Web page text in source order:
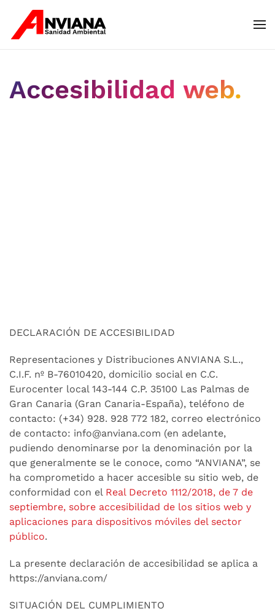
Skip to main content
Accesibilidad web.
DECLARACIÓN DE ACCESIBILIDAD
Representaciones y Distribuciones ANVIANA S.L.,
C.I.F. nº B-76010420, domicilio social en C.C.
Eurocenter local 143-144 C.P. 35100 Las Palmas de
Gran Canaria (Gran Canaria-España), teléfono de
contacto: (+34) 928. 928 772 182, correo electrónico
de contacto: info@anviana.com (en adelante,
pudiendo denominarse por la denominación por la
que generalmente se le conoce, como “ANVIANA”, se
ha comprometido a hacer accesible su sitio web, de
conformidad con el Real Decreto 1112/2018, de 7 de
septiembre, sobre accesibilidad de los sitios web y
aplicaciones para dispositivos móviles del sector
público.
La presente declaración de accesibilidad se aplica a
https://anviana.com/
SITUACIÓN DEL CUMPLIMIENTO